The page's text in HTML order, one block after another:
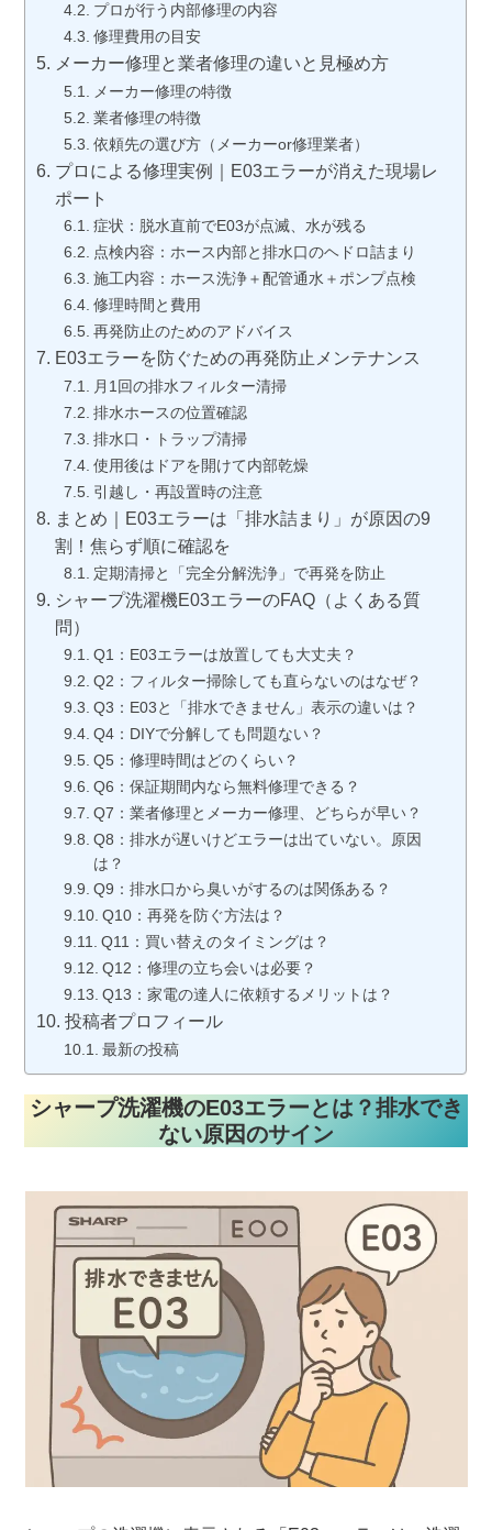
プロが行う内部修理の内容
修理費用の目安
メーカー修理と業者修理の違いと見極め方
メーカー修理の特徴
業者修理の特徴
依頼先の選び方（メーカーor修理業者）
プロによる修理実例｜E03エラーが消えた現場レ
ポート
症状：脱水直前でE03が点滅、水が残る
点検内容：ホース内部と排水口のヘドロ詰まり
施工内容：ホース洗浄＋配管通水＋ポンプ点検
修理時間と費用
再発防止のためのアドバイス
E03エラーを防ぐための再発防止メンテナンス
月1回の排水フィルター清掃
排水ホースの位置確認
排水口・トラップ清掃
使用後はドアを開けて内部乾燥
引越し・再設置時の注意
まとめ｜E03エラーは「排水詰まり」が原因の9
割！焦らず順に確認を
定期清掃と「完全分解洗浄」で再発を防止
シャープ洗濯機E03エラーのFAQ（よくある質
問）
Q1：E03エラーは放置しても大丈夫？
Q2：フィルター掃除しても直らないのはなぜ？
Q3：E03と「排水できません」表示の違いは？
Q4：DIYで分解しても問題ない？
Q5：修理時間はどのくらい？
Q6：保証期間内なら無料修理できる？
Q7：業者修理とメーカー修理、どちらが早い？
Q8：排水が遅いけどエラーは出ていない。原因
は？
Q9：排水口から臭いがするのは関係ある？
Q10：再発を防ぐ方法は？
Q11：買い替えのタイミングは？
Q12：修理の立ち会いは必要？
Q13：家電の達人に依頼するメリットは？
投稿者プロフィール
最新の投稿
シャープ洗濯機のE03エラーとは？排水でき
ない原因のサイン